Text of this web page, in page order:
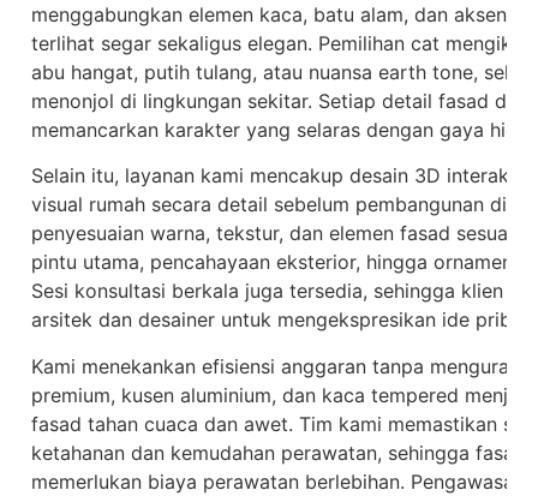
menggabungkan elemen kaca, batu alam, dan aksen
terlihat segar sekaligus elegan. Pemilihan cat
abu hangat, putih tulang, atau nuansa earth tone,
menonjol di lingkungan sekitar. Setiap detail fasad
memancarkan karakter yang selaras dengan gaya
Selain itu, layanan kami mencakup desain 3D
visual rumah secara detail sebelum pembangunan
penyesuaian warna, tekstur, dan elemen fasad sesuai
pintu utama, pencahayaan eksterior, hingga ornamen
Sesi konsultasi berkala juga tersedia, sehingga klien
arsitek dan desainer untuk mengekspresikan ide
Kami menekankan efisiensi anggaran tanpa
premium, kusen aluminium, dan kaca tempered
fasad tahan cuaca dan awet. Tim kami memastikan
ketahanan dan kemudahan perawatan, sehingga
memerlukan biaya perawatan berlebihan.